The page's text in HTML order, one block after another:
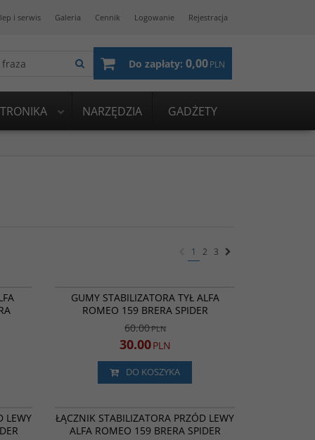
i serwis Galeria Cennik Logowanie Rejestracja
Do zapłaty: 0,00PLN
NARZĘDZIA GADŻETY
1 2 3
NOWOŚĆ BESTSELLER PROMOCJA
GUMY STABILIZATORA TYŁ ALFA
ROMEO 159 BRERA SPIDER
60.00PLN
30.00PLN
DO KOSZYKA
LEWY
PROMOCJA
ŁĄCZNIK STABILIZATORA PRZÓD LEWY
ALFA ROMEO 159 BRERA SPIDER